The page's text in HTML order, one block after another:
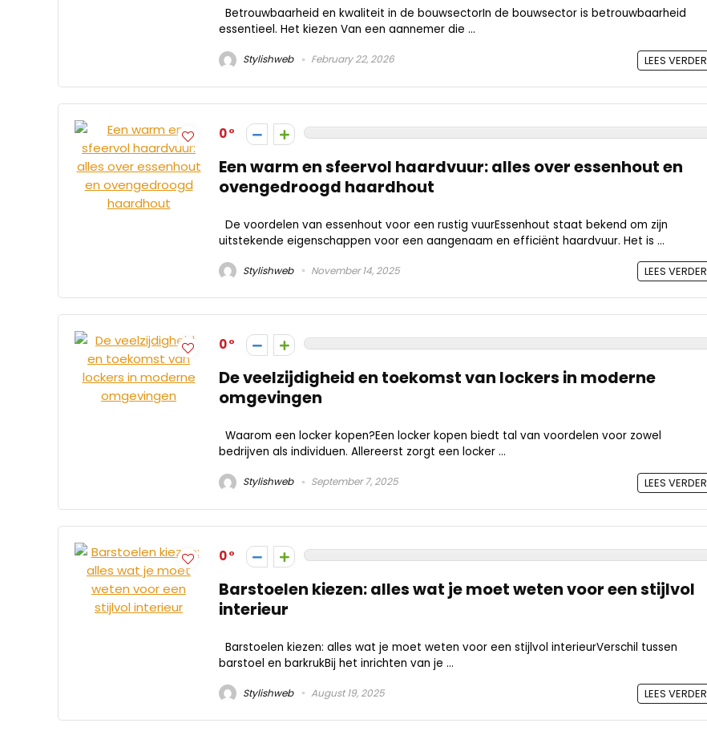
Betrouwbaarheid en kwaliteit in de bouwsectorIn de bouwsector is betrouwbaarheid
essentieel. Het kiezen Van een aannemer die ...
Stylishweb February 22, 2026 LEES VERDER
0
Een warm en sfeervol haardvuur: alles over essenhout en
ovengedroogd haardhout
De voordelen van essenhout voor een rustig vuurEssenhout staat bekend om zijn
uitstekende eigenschappen voor een aangenaam en efficiënt haardvuur. Het is ...
Stylishweb November 14, 2025 LEES VERDER
0
De veelzijdigheid en toekomst van lockers in moderne
omgevingen
Waarom een locker kopen?Een locker kopen biedt tal van voordelen voor zowel
bedrijven als individuen. Allereerst zorgt een locker ...
Stylishweb September 7, 2025 LEES VERDER
0
Barstoelen kiezen: alles wat je moet weten voor een stijlvol
interieur
Barstoelen kiezen: alles wat je moet weten voor een stijlvol interieurVerschil tussen
barstoel en barkrukBij het inrichten van je ...
Stylishweb August 19, 2025 LEES VERDER